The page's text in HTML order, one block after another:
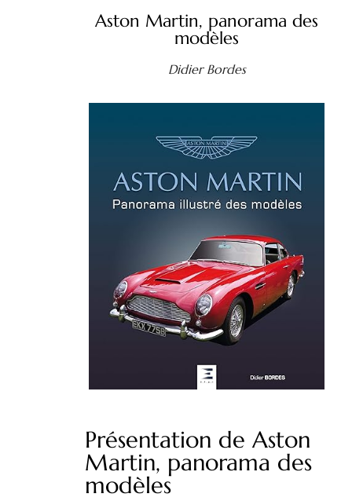
Aston Martin, panorama des
modèles
Didier Bordes
Présentation de Aston
Martin, panorama des
modèles